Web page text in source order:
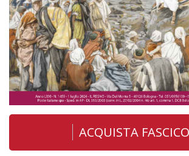
ACQUISTA